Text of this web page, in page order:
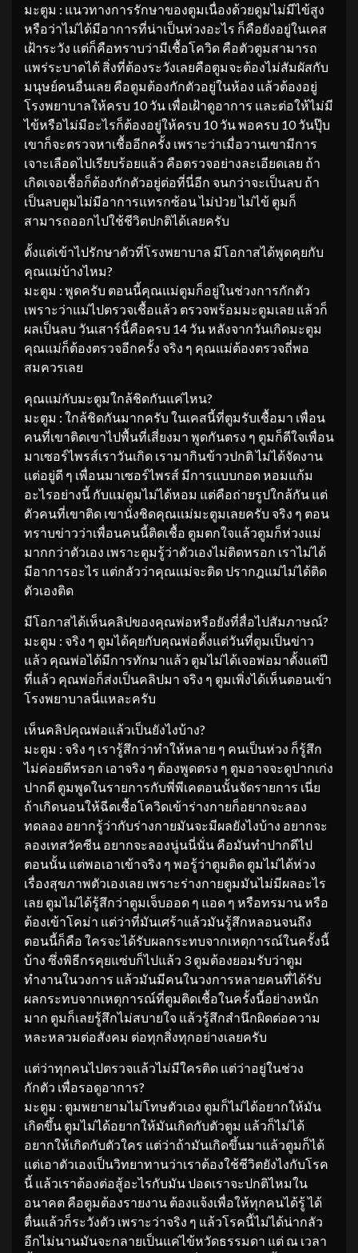
มะตูม : แนวทางการรักษาของตูมเนื่องด้วยดูมไม่มีไข้สูง
หรือว่าไม่ได้มีอาการที่น่าเป็นห่วงอะไร ก็คือยังอยู่ในเคส
เฝ้าระวัง แต่ก็คือทราบว่ามีเชื้อโควิด คือตัวตูมสามารถ
แพร่ระบาดได้ สิ่งที่ต้องระวังเลยคือตูมจะต้องไม่สัมผัสกับ
มนุษย์คนอื่นเลย คือตูมต้องกักตัวอยู่ในห้อง แล้วต้องอยู่
โรงพยาบาลให้ครบ 10 วัน เพื่อเฝ้าดูอาการ และต่อให้ไม่มี
ไข้หรือไม่มีอะไรก็ต้องอยู่ให้ครบ 10 วัน พอครบ 10 วันปุ๊บ
เขาก็จะตรวจหาเชื้ออีกครั้ง เพราะว่าเมื่อวานเขามีการ
เจาะเลือดไปเรียบร้อยแล้ว คือตรวจอย่างละเอียดเลย ถ้า
เกิดเจอเชื้อก็ต้องกักตัวอยู่ต่อที่นี่อีก จนกว่าจะเป็นลบ ถ้า
เป็นลบตูมไม่มีอาการแทรกซ้อน ไม่ป่วย ไม่ไข้ ตูมก็
สามารถออกไปใช้ชีวิตปกติได้เลยครับ
ตั้งแต่เข้าไปรักษาตัวที่โรงพยาบาล มีโอกาสได้พูดคุยกับ
คุณแม่บ้างไหม?
มะตูม : พูดครับ ตอนนี้คุณแม่ตูมก็อยู่ในช่วงการกักตัว
เพราะว่าแม่ไปตรวจเชื้อแล้ว ตรวจพร้อมมะตูมเลย แล้วก็
ผลเป็นลบ วันเสาร์นี้คือครบ 14 วัน หลังจากวันเกิดมะตูม
คุณแม่ก็ต้องตรวจอีกครั้ง จริง ๆ คุณแม่ต้องตรวจถี่พอ
สมควรเลย
คุณแม่กับมะตูมใกล้ชิดกันแค่ไหน?
มะตูม : ใกล้ชิดกันมากครับ ในเคสนี้ที่ตูมรับเชื้อมา เพื่อน
คนที่เขาติดเขาไปพื้นที่เสี่ยงมา พูดกันตรง ๆ ตูมก็ดีใจเพื่อน
มาเซอร์ไพรส์เราวันเกิด เรามากินข้าวปกติ ไม่ได้จัดงาน
แต่อยู่ดี ๆ เพื่อนมาเซอร์ไพรส์ มีการแบบกอด หอมแก้ม
อะไรอย่างนี้ กับแม่ตูมไม่ได้หอม แต่คือถ่ายรูปใกล้กัน แต่
ตัวคนที่เขาติด เขานั่งชิดคุณแม่มะตูมเลยครับ จริง ๆ ตอน
ทราบข่าวว่าเพื่อนคนนี้ติดเชื้อ ตูมตกใจแล้วตูมก็ห่วงแม่
มากกว่าตัวเอง เพราะตูมรู้ว่าตัวเองไม่ติดหรอก เราไม่ได้
มีอาการอะไร แต่กลัวว่าคุณแม่จะติด ปรากฎแม่ไม่ได้ติด
ตัวเองติด
มีโอกาสได้เห็นคลิปของคุณพ่อหรือยังที่สื่อไปสัมภาษณ์?
มะตูม : จริง ๆ ตูมได้คุยกับคุณพ่อตั้งแต่วันที่ตูมเป็นข่าว
แล้ว คุณพ่อได้มีการทักมาแล้ว ตูมไม่ได้เจอพ่อมาตั้งแต่ปี
ที่แล้ว คุณพ่อก็ส่งเป็นคลิปมา จริง ๆ ตูมเพิ่งได้เห็นตอนเข้า
โรงพยาบาลนี่แหละครับ
เห็นคลิปคุณพ่อแล้วเป็นยังไงบ้าง?
มะตูม : จริง ๆ เรารู้สึกว่าทำให้หลาย ๆ คนเป็นห่วง ก็รู้สึก
ไม่ค่อยดีหรอก เอาจริง ๆ ต้องพูดตรง ๆ ตูมอาจจะดูปากเก่ง
ปากดี ตูมพูดในรายการกับพี่พีเคตอนนั้นจัดรายการ เนี่ย
ถ้าเกิดนอนให้ฉีดเชื้อโควิดเข้าร่างกายก็อยากจะลอง
ทดลอง อยากรู้ว่ากับร่างกายมันจะมีผลยังไงบ้าง อยากจะ
ลองเทสวัคซีน อยากจะลองนู่นนี่นั่น คือมันทำปากดีไป
ตอนนั้น แต่พอเอาเข้าจริง ๆ พอรู้ว่าตูมติด ตูมไม่ได้ห่วง
เรื่องสุขภาพตัวเองเลย เพราะร่างกายตูมมันไม่มีผลอะไร
เลย ตูมไม่ได้รู้สึกว่าตูมเจ็บออด ๆ แอด ๆ หรือทรมาน หรือ
ต้องเข้าโคม่า แต่ว่าที่มันเศร้าแล้วมันรู้สึกหลอนจนถึง
ตอนนี้ก็คือ ใครจะได้รับผลกระทบจากเหตุการณ์ในครั้งนี้
บ้าง ซึ่งพิธีกรคุยแซ่บก็ไปแล้ว 3 ตูมต้องยอมรับว่าตูม
ทำงานในวงการ แล้วมันมีคนในวงการหลายคนที่ได้รับ
ผลกระทบจากเหตุการณ์ที่ตูมติดเชื้อในครั้งนี้อย่างหนัก
มาก ตูมก็เลยรู้สึกไม่สบายใจ แล้วรู้สึกสำนึกผิดต่อความ
หละหลวมต่อสังคม ต่อทุกสิ่งทุกอย่างเลยครับ
แต่ว่าทุกคนไปตรวจแล้วไม่มีใครติด แต่ว่าอยู่ในช่วง
กักตัว เพื่อรอดูอาการ?
มะตูม : ตูมพยายามไม่โทษตัวเอง ตูมก็ไม่ได้อยากให้มัน
เกิดขึ้น ตูมไม่ได้อยากให้มันเกิดกับตัวตูม แล้วก็ไม่ได้
อยากให้เกิดกับตัวใคร แต่ว่าถ้ามันเกิดขึ้นมาแล้วตูมก็ได้
แต่เอาตัวเองเป็นวิทยาทานว่าเราต้องใช้ชีวิตยังไงกับโรค
นี้ แล้วเราต้องต่อสู้อะไรกับมัน ปอดเราจะปกติไหมใน
อนาคต คือตูมต้องรายงาน ต้องแจ้งเพื่อให้ทุกคนได้รู้ ได้
ตื่นแล้วก็ระวังตัว เพราะว่าจริง ๆ แล้วโรคนี้ไม่ได้น่ากลัว
อีกไม่นานมันจะกลายเป็นแค่ไข้หวัดธรรมดา แต่ ณ เวลา